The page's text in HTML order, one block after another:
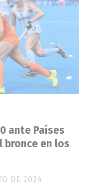
ante Países
bronce en los
DE 2024